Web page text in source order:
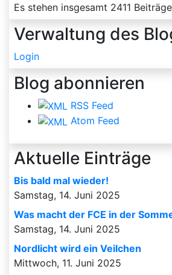
Es stehen insgesamt 2411
Verwaltung des
Login
Blog abonnieren
RSS Feed
Atom Feed
Aktuelle Einträge
Bis bald mal wieder!
Samstag, 14. Juni 2025
Was macht der FCE in der
Samstag, 14. Juni 2025
Nordlicht wird ein Veilchen
Mittwoch, 11. Juni 2025